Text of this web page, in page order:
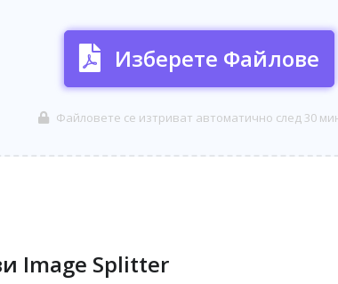
Изберете Файлове
Файловете се изтриват автоматично след 30
Image Splitter